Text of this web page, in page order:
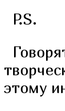
P.S.
этому